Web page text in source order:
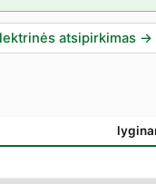
atsipirkimas →